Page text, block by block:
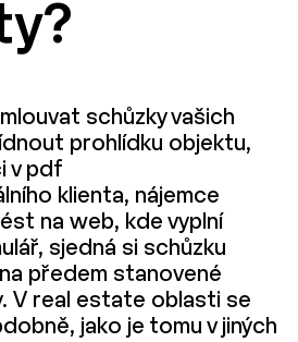
schůzky vašich
prohlídku objektu,
v pdf
klienta, nájemce
na web, kde vyplní
sjedná si schůzku
předem stanovené
V real estate oblasti se
jako je tomu v jiných